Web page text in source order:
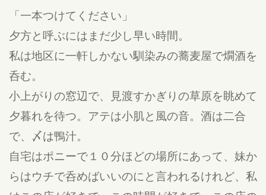
「一本つけてください」
夕方と呼ぶにはまだ少し早い時間。
私は地区に一軒しかない馴染みの蕎麦屋で燗酒を
呑む。
小上がりの窓辺で、見渡すかぎりの草原を眺めて
夕暮れを待つ。アテは小肌と風の音。酒は二合
で、〆は鴨汁。
自宅はポニーで１０分ほどの場所にあって、妹か
らはウチで呑めばいいのにと言われるけれど、私